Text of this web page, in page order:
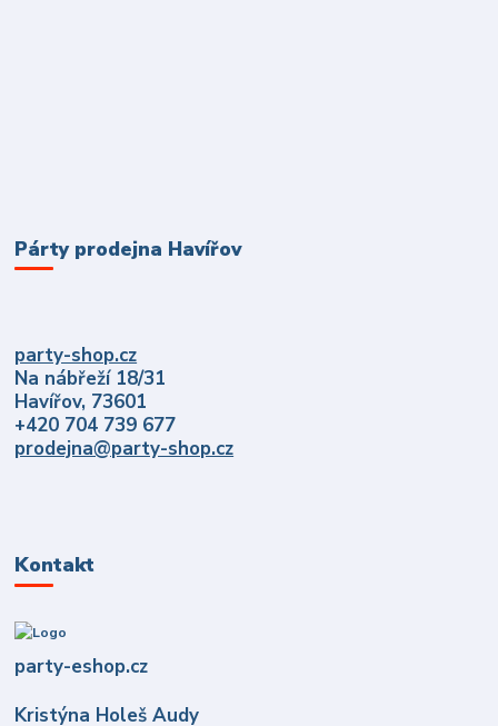
Párty prodejna Havířov
party-shop.cz
Na nábřeží 18/31
Havířov, 73601
+420 704 739 677
prodejna@party-shop.cz
Kontakt
party-eshop.cz
Kristýna Holeš Audy